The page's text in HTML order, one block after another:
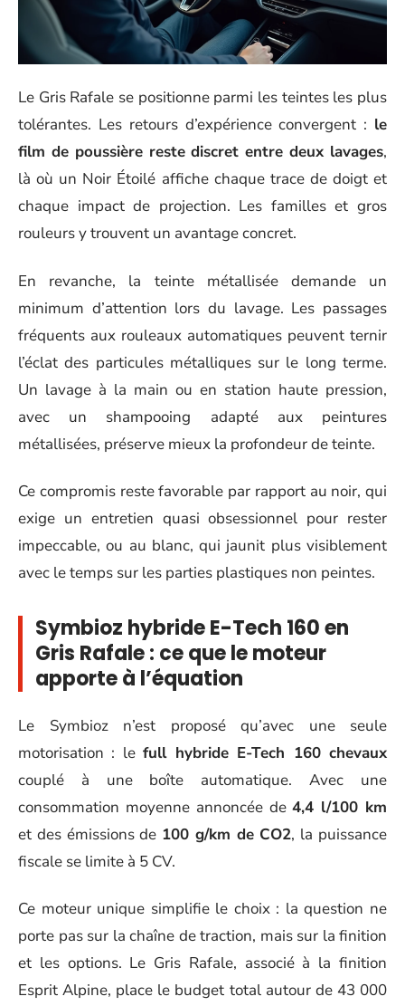
Le Gris Rafale se positionne parmi les teintes les plus
tolérantes. Les retours d’expérience convergent : le
film de poussière reste discret entre deux lavages,
là où un Noir Étoilé affiche chaque trace de doigt et
chaque impact de projection. Les familles et gros
rouleurs y trouvent un avantage concret.
En revanche, la teinte métallisée demande un
minimum d’attention lors du lavage. Les passages
fréquents aux rouleaux automatiques peuvent ternir
l’éclat des particules métalliques sur le long terme.
Un lavage à la main ou en station haute pression,
avec un shampooing adapté aux peintures
métallisées, préserve mieux la profondeur de teinte.
Ce compromis reste favorable par rapport au noir, qui
exige un entretien quasi obsessionnel pour rester
impeccable, ou au blanc, qui jaunit plus visiblement
avec le temps sur les parties plastiques non peintes.
Symbioz hybride E-Tech 160 en
Gris Rafale : ce que le moteur
apporte à l’équation
Le Symbioz n’est proposé qu’avec une seule
motorisation : lefull hybride E-Tech 160 chevaux
couplé à une boîte automatique. Avec une
consommation moyenne annoncée de4,4 l/100 km
et des émissions de 100 g/km de CO2, la puissance
fiscale se limite à 5 CV.
Ce moteur unique simplifie le choix : la question ne
porte pas sur la chaîne de traction, mais sur la finition
et les options. Le Gris Rafale, associé à la finition
Esprit Alpine, place le budget total autour de 43 000